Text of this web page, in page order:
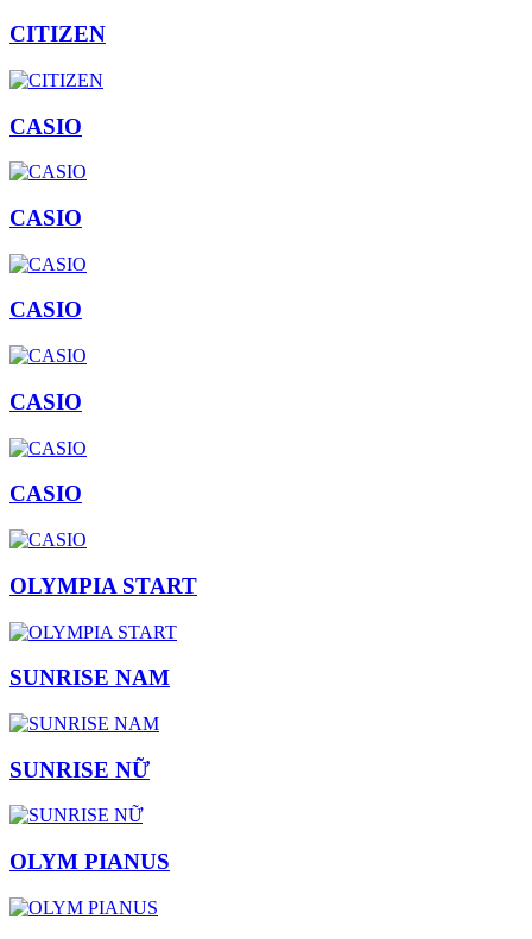
CITIZEN
CASIO
CASIO
CASIO
CASIO
CASIO
OLYMPIA START
SUNRISE NAM
SUNRISE NỮ
OLYM PIANUS